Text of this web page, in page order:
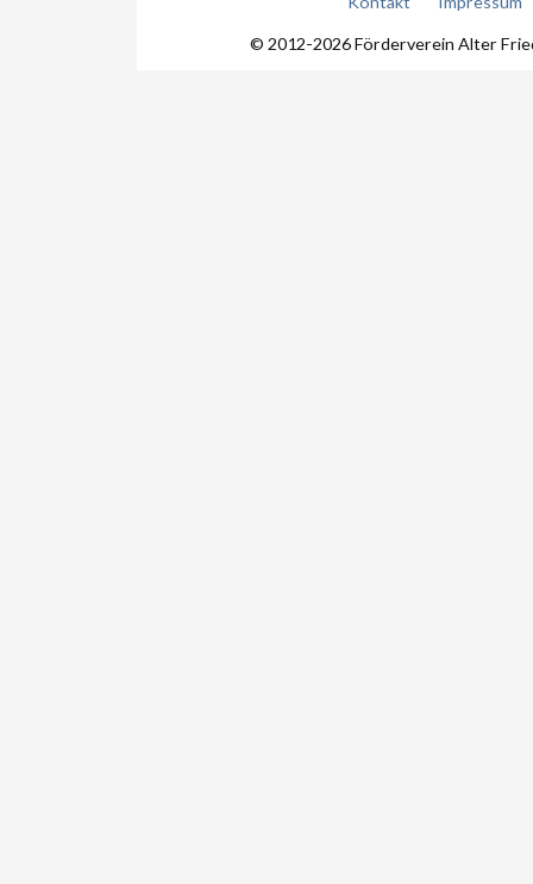
© 2012-2026 Förderverein Alter